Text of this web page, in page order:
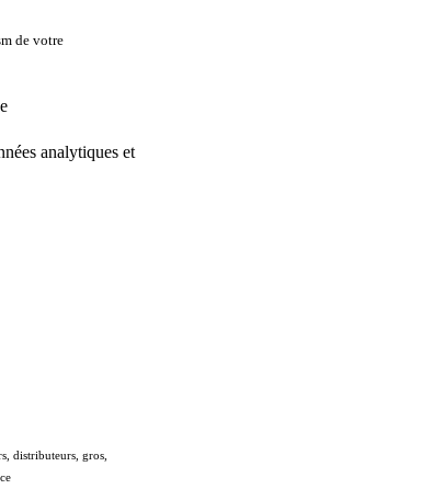
de votre
analytiques et
distributeurs, gros,